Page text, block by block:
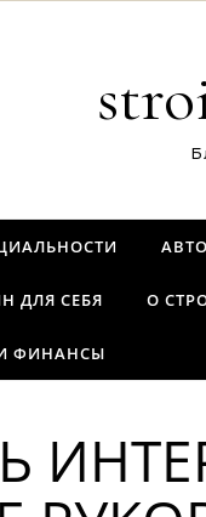
ДЛЯ СЕБЯ О
ФИНАНСЫ